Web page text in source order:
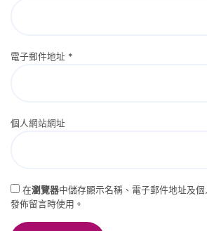
電子郵件地址 *
個人網站網址
在瀏覽器中儲存顯示名稱、電子郵件地址及
發佈留言時使用。